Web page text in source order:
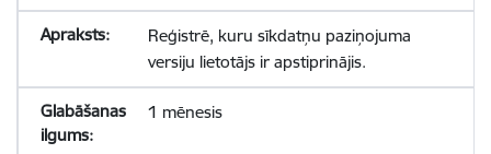
Reģistrē, kuru sīkdatņu paziņojuma
versiju lietotājs ir apstiprinājis.
1 mēnesis